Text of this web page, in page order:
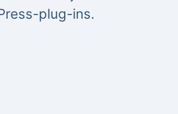
plug-ins.